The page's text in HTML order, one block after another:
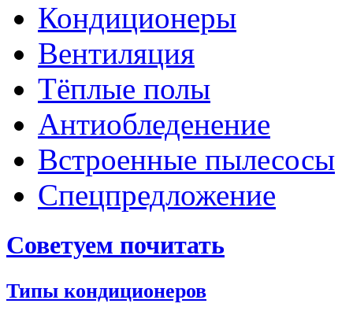
Кондиционеры
Вентиляция
Тёплые полы
Антиобледенение
Встроенные пылесосы
Спецпредложение
Советуем почитать
Типы кондиционеров